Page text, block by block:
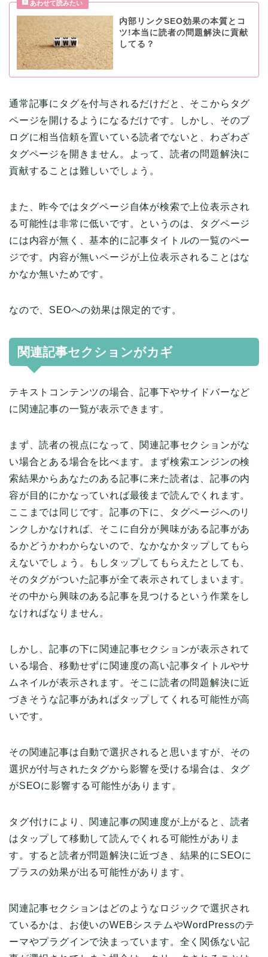
内部リンクSEO効果の本質とコ
ツ!本当に読者の問題解決に貢献
してる？
通常記事にタグを付与されるだけだと、そこからタグ
ページを開けるようになるだけです。しかし、そのブ
ログに相当信頼を置いている読者でないと、わざわざ
タグページを開きません。よって、読者の問題解決に
貢献することは難しいでしょう。
また、昨今ではタグページ自体が検索で上位表示され
る可能性は非常に低いです。というのは、タグページ
には内容が無く、基本的に記事タイトルの一覧のペー
ジです。内容が無いページが上位表示されることはな
かなか無いためです。
なので、SEOへの効果は限定的です。
関連記事セクションがカギ
テキストコンテンツの場合、記事下やサイドバーなど
に関連記事の一覧が表示できます。
まず、読者の視点になって、関連記事セクションがな
い場合とある場合を比べます。まず検索エンジンの検
索結果からあなたのある記事に来た読者は、記事の内
容が目的にかなっていれば最後まで読んでくれます。
ここまでは同じです。記事の下に、タグページへのリ
ンクしかなければ、そこに自分が興味がある記事があ
るかどうかわからないので、なかなかタップしてもら
えないでしょう。もしタップしてもらえたとしても、
そのタグがついた記事が全て表示されてしまいます。
その中から興味のある記事を見つけるという作業をし
なければなりません。
しかし、記事の下に関連記事セクションが表示されて
いる場合、移動せずに関連度の高い記事タイトルやサ
ムネイルが表示されます。そこに読者の問題解決に近
づきそうな記事があればタップしてくれる可能性が高
いです。
その関連記事は自動で選択されると思いますが、その
選択が付与されたタグから影響を受ける場合は、タグ
がSEOに影響する可能性があります。
タグ付けにより、関連記事の関連度が上がると、読者
はタップして移動して読んでくれる可能性がありま
す。すると読者が問題解決に近づき、結果的にSEOに
プラスの効果が出る可能性があります。
関連記事セクションはどのようなロジックで選択され
ているかは、お使いのWEBシステムやWordPressのテ
ーマやプラグインで決まっています。全く関係ない記